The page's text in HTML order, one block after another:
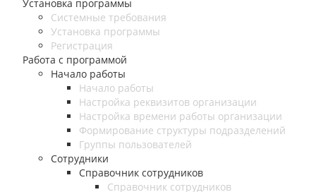
Установка программы
Системные требования
Установка программы
Регистрация
Работа с программой
Начало работы
Начало работы
Настройка реквизитов организации
Настройка времени работы организации
Формирование структуры подразделений
Группы пользователей
Сотрудники
Справочник сотрудников
Справочник сотрудников